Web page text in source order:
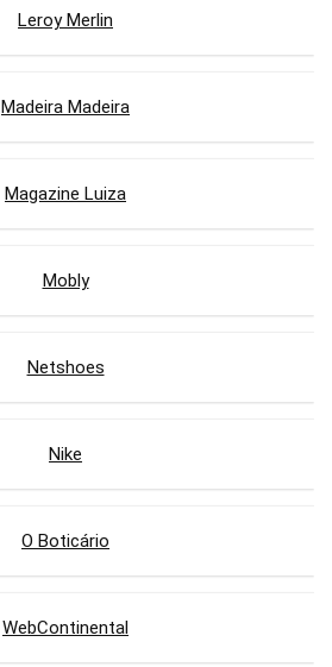
Leroy Merlin
Madeira Madeira
Magazine Luiza
Mobly
Netshoes
Nike
O Boticário
WebContinental